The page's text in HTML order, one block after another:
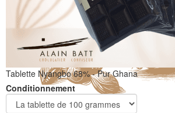
Tablette Nyangbo 68% - Pur Ghana
Conditionnement